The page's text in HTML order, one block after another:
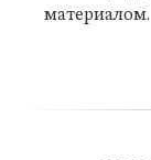
материалом.